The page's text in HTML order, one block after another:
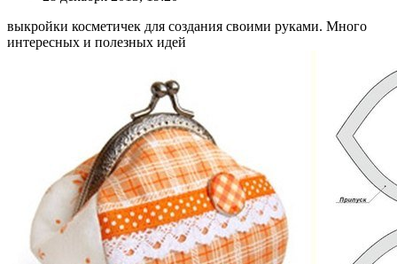
выкройки косметичек для создания своими руками. Много
интересных и полезных идей